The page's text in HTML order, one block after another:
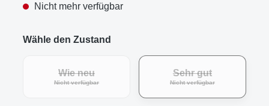
Nicht mehr verfügbar
Wähle den Zustand
Wie neu
Nicht verfügbar
Sehr gut
Nicht verfügbar